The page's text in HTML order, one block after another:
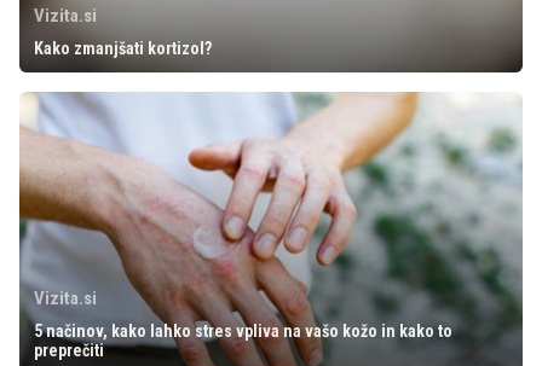
Vizita.si
Kako zmanjšati kortizol?
Vizita.si
5 načinov, kako lahko stres vpliva na vašo kožo in kako to
preprečiti